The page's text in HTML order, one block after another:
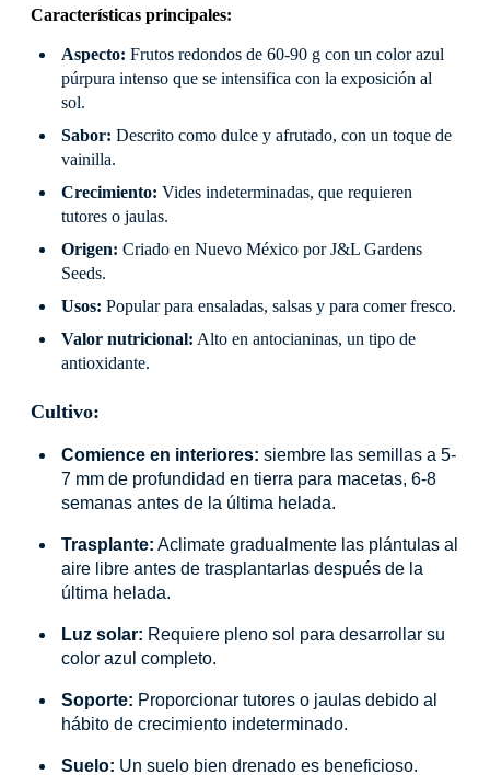
Características principales:
Aspecto: Frutos redondos de 60-90 g con un color azul
púrpura intenso que se intensifica con la exposición al
sol.
Sabor: Descrito como dulce y afrutado, con un toque de
vainilla.
Crecimiento: Vides indeterminadas, que requieren
tutores o jaulas.
Origen: Criado en Nuevo México por J&L Gardens
Seeds.
Usos: Popular para ensaladas, salsas y para comer fresco.
Valor nutricional: Alto en antocianinas, un tipo de
antioxidante.
Cultivo:
Comience en interiores: siembre las semillas a 5-
7 mm de profundidad en tierra para macetas, 6-8
semanas antes de la última helada.
Trasplante: Aclimate gradualmente las plántulas al
aire libre antes de trasplantarlas después de la
última helada.
Luz solar: Requiere pleno sol para desarrollar su
color azul completo.
Soporte: Proporcionar tutores o jaulas debido al
hábito de crecimiento indeterminado.
Suelo: Un suelo bien drenado es beneficioso.